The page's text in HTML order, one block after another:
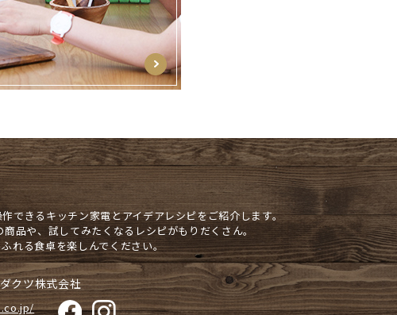
できるキッチン家電とアイデアレシピをご紹介します。
品や、試してみたくなるレシピがもりだくさん。
れる食卓を楽しんでください。
クツ株式会社